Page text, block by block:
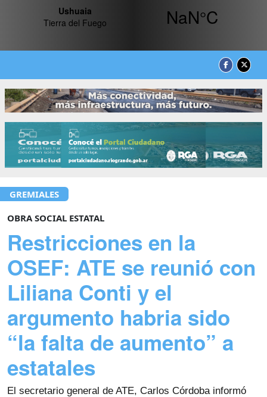
GREMIALES
OBRA SOCIAL ESTATAL
Restricciones en la
OSEF: ATE se reunió con
Liliana Conti y el
argumento habria sido
“la falta de aumento” a
estatales
El secretario general de ATE, Carlos Córdoba informó